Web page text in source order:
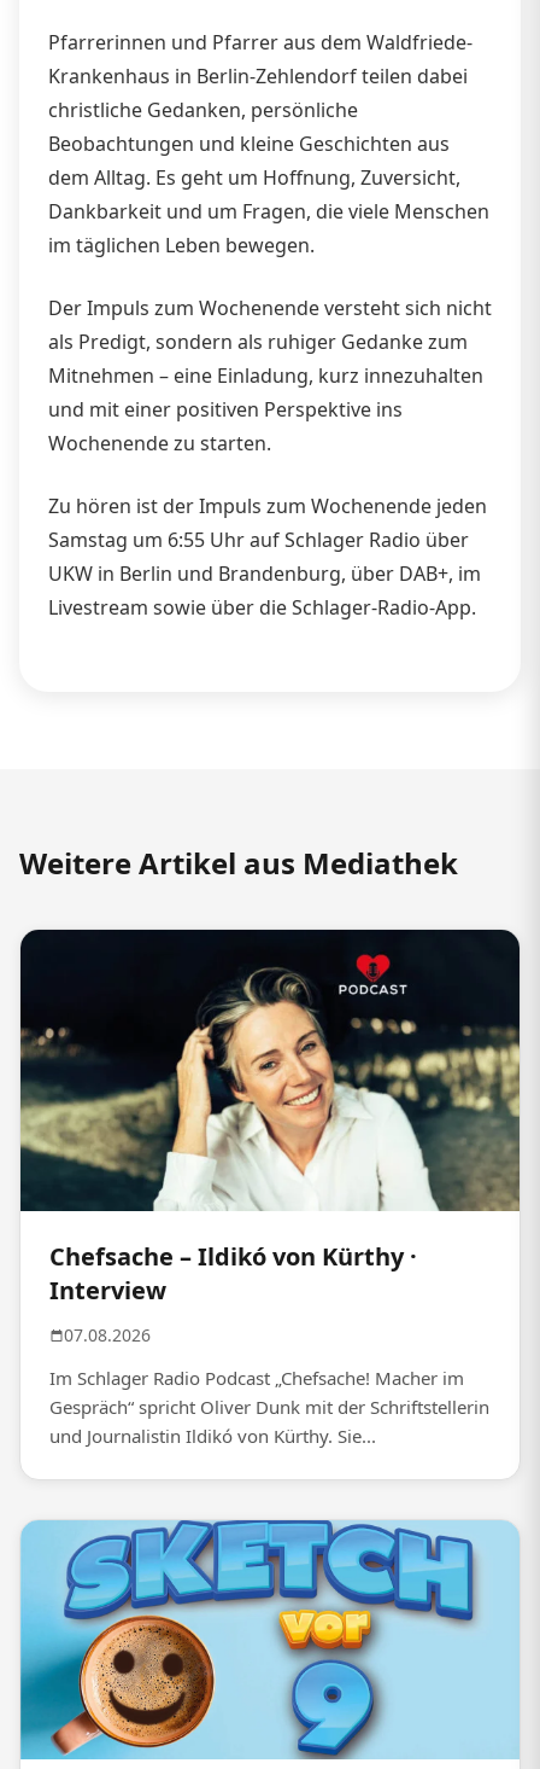
Pfarrerinnen und Pfarrer aus dem Waldfriede-
Krankenhaus in Berlin-Zehlendorf teilen dabei
christliche Gedanken, persönliche
Beobachtungen und kleine Geschichten aus
dem Alltag. Es geht um Hoffnung, Zuversicht,
Dankbarkeit und um Fragen, die viele Menschen
im täglichen Leben bewegen.
Der Impuls zum Wochenende versteht sich nicht
als Predigt, sondern als ruhiger Gedanke zum
Mitnehmen – eine Einladung, kurz innezuhalten
und mit einer positiven Perspektive ins
Wochenende zu starten.
Zu hören ist der Impuls zum Wochenende jeden
Samstag um 6:55 Uhr auf Schlager Radio über
UKW in Berlin und Brandenburg, über DAB+, im
Livestream sowie über die Schlager-Radio-App.
Weitere Artikel aus Mediathek
Chefsache – Ildikó von Kürthy ·
Interview
07.08.2026
Im Schlager Radio Podcast „Chefsache! Macher im
Gespräch“ spricht Oliver Dunk mit der Schriftstellerin
und Journalistin Ildikó von Kürthy. Sie...